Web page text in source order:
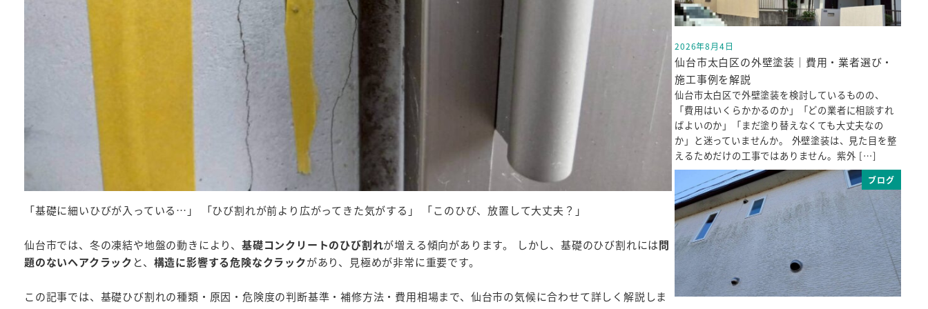
「基礎に細いひびが入っている…」 「ひび割れが前より広がってきた気がする」 「このひび、放置して大丈夫？」
仙台市では、冬の凍結や地盤の動きにより、基礎コンクリートのひび割れが増える傾向があります。 しかし、基礎のひび割れには問
題のないヘアクラック と、 構造に影響する危険なクラックがあり、見極めが非常に重要です。
この記事では、基礎ひび割れの種類・原因・危険度の判断基準・補修方法・費用相場まで、仙台市の気候に合わせて詳しく解説しま
投稿日
2026年8月4日
仙台市太白区の外壁塗装｜費用・業者選び・
施工事例を解説
仙台市太白区で外壁塗装を検討しているものの、
「費用はいくらかかるのか」「どの業者に相談すれ
ばよいのか」「まだ塗り替えなくても大丈夫なの
か」と迷っていませんか。 外壁塗装は、見た目を整
えるためだけの工事ではありません。紫外 […]
ブログ